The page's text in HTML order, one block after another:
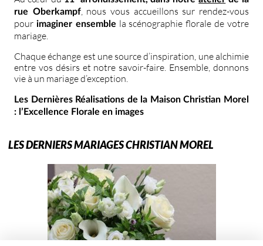
rue Oberkampf, nous vous accueillons sur rendez-vous
pour imaginer ensemble la scénographie florale de votre
mariage.
Chaque échange est une source d’inspiration, une alchimie
entre vos désirs et notre savoir-faire. Ensemble, donnons
vie à un mariage d’exception.
Les Dernières Réalisations de la Maison Christian Morel
: l’Excellence Florale en images
LES DERNIERS MARIAGES CHRISTIAN MOREL